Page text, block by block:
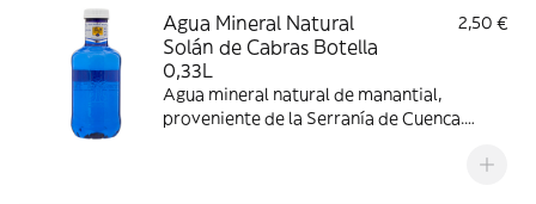
Agua Mineral Natural
Solán de Cabras Botella
0,33L
2,50 €
Agua mineral natural de manantial,
proveniente de la Serranía de Cuenca.